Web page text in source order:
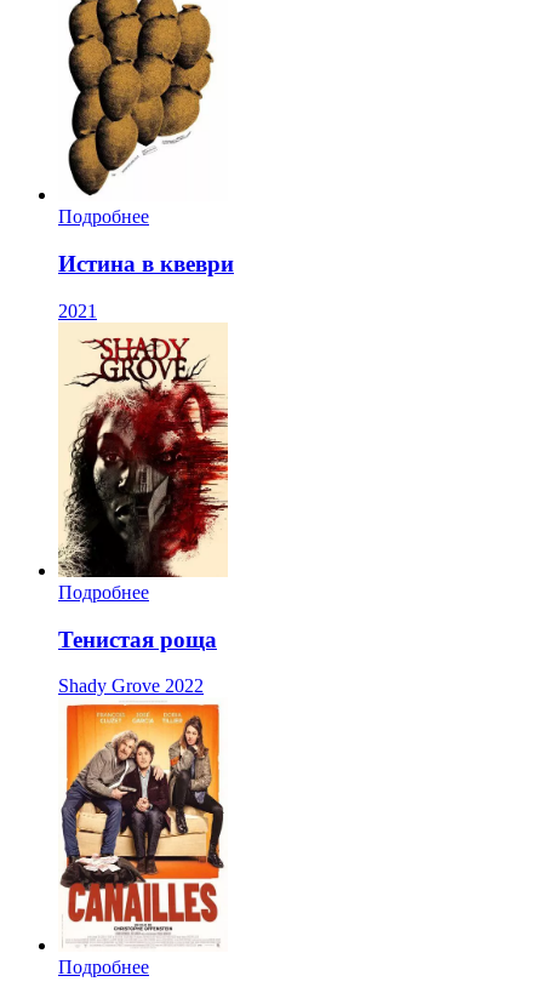
Подробнее
Истина в квеври
2021
Подробнее
Тенистая роща
Shady Grove 2022
Подробнее